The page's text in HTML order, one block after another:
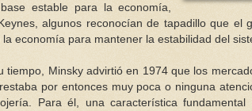
estable para la economía,
algunos reconocían de tapadillo que el
economía para mantener la estabilidad del
tiempo, Minsky advirtió en 1974 que los
por entonces muy poca o ninguna
Para él, una característica